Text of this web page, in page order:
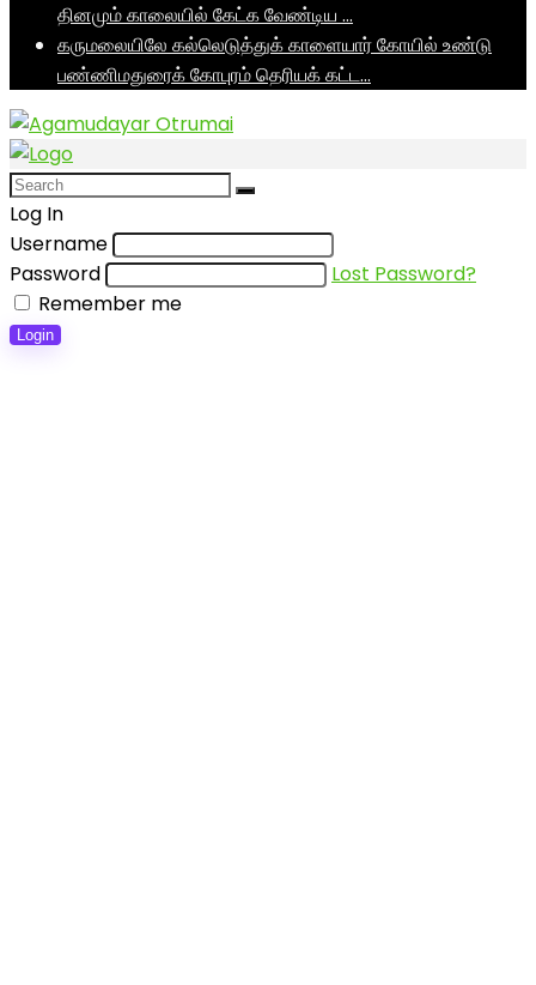
தினமும் காலையில் கேட்க வேண்டிய …
கருமலையிலே கல்லெடுத்துக் காளையார் கோயில் உண்டு
பண்ணிமதுரைக் கோபுரம் தெரியக் கட்ட…
Log In
Username
Password
Lost Password?
Remember me
Login